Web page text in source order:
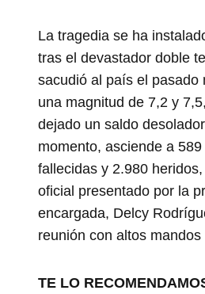
La tragedia se ha
tras el devastador doble
sacudió al país el pasado
una magnitud de 7,2 y
dejado un saldo
momento, asciende a
fallecidas y 2.980
oficial presentado por la
encargada, Delcy
reunión con altos
TE LO